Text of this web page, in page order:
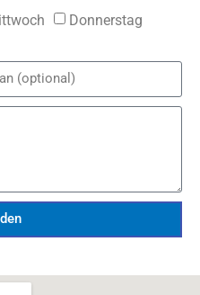
Donnerstag